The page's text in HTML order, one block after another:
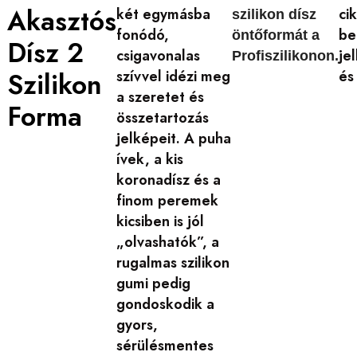
Akasztós
Dísz 2
Szilikon
Forma
két egymásba
fonódó,
csigavonalas
szívvel idézi meg
a szeretet és
összetartozás
jelképeit. A puha
ívek, a kis
koronadísz és a
finom peremek
kicsiben is jól
„olvashatók”, a
rugalmas szilikon
gumi pedig
gondoskodik a
gyors,
sérülésmentes
szilikon dísz
öntőformát a
Profiszilikonon.